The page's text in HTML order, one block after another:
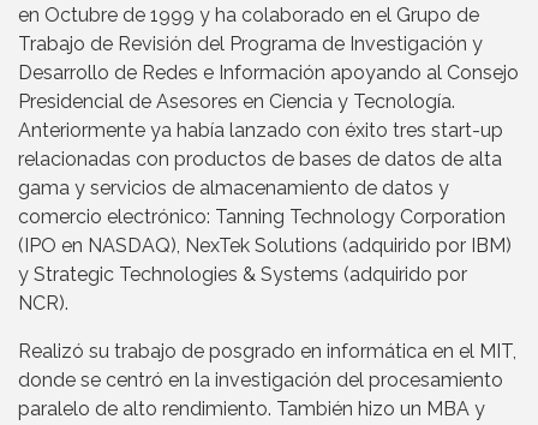
en Octubre de 1999 y ha colaborado en el Grupo de
Trabajo de Revisión del Programa de Investigación y
Desarrollo de Redes e Información apoyando al Consejo
Presidencial de Asesores en Ciencia y Tecnología.
Anteriormente ya había lanzado con éxito tres start-up
relacionadas con productos de bases de datos de alta
gama y servicios de almacenamiento de datos y
comercio electrónico: Tanning Technology Corporation
(IPO en NASDAQ), NexTek Solutions (adquirido por IBM)
y Strategic Technologies & Systems (adquirido por
NCR).
Realizó su trabajo de posgrado en informática en el MIT,
donde se centró en la investigación del procesamiento
paralelo de alto rendimiento. También hizo un MBA y